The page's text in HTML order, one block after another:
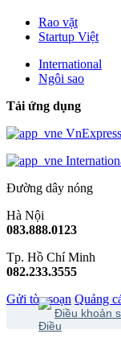
Rao vặt
Startup Việt
International
Ngôi sao
Tải ứng dụng
VnExpress
Đường dây nóng
Hà Nội
083.888.0123
Tp. Hồ Chí Minh
082.233.3555
Gửi tòa soạn Quảng
Điều khoản